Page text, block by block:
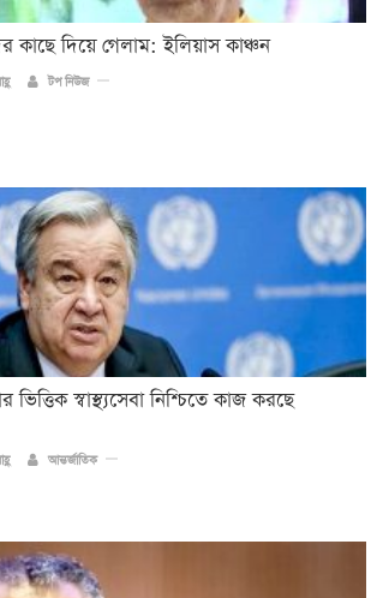
কাছে দিয়ে গেলাম: ইলিয়াস কাঞ্চন
টপ নিউজ
স্বাস্থ্যসেবা নিশ্চিতে কাজ করছে
আন্তর্জাতিক